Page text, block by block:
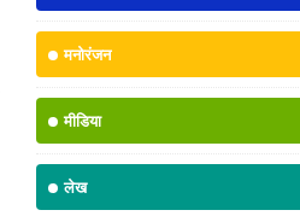
मनोरंजन
मीडिया
लेख